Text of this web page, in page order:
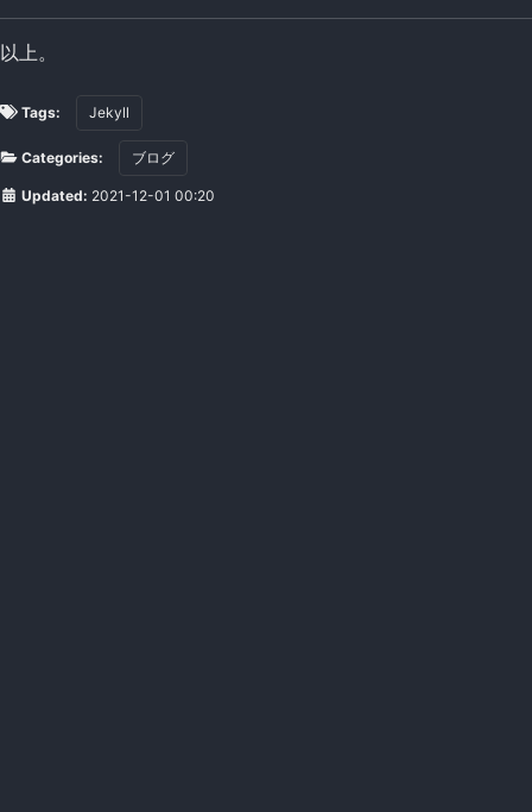
以上。
Tags: Jekyll
Categories: ブログ
Updated: 2021-12-01 00:20